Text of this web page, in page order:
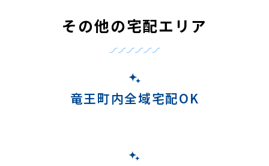
その他の宅配エリア
竜王町内全域宅配OK